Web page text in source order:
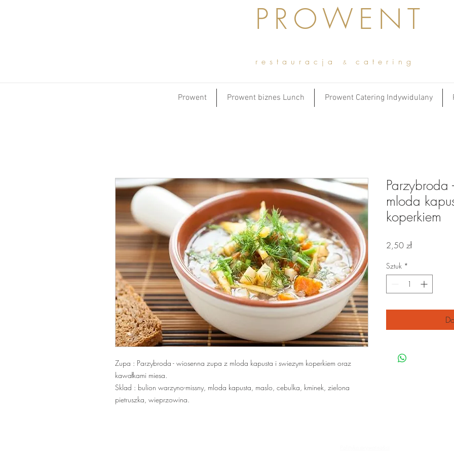
PROWENT
restauracja & catering
Prowent Prowent biznes Lunch Prowent Catering Indywidulany
Zupa : Parzybroda - wiosenna zupa z mloda kapusta i swiezym koperkiem oraz
kawałkami miesa.
Sklad : bulion warzyno-missny, mloda kapusta, maslo, cebulka, kminek, zielona
pietruszka, wieprzowina.
mloda
koperkiem
2,50 złCena
Sztuk *